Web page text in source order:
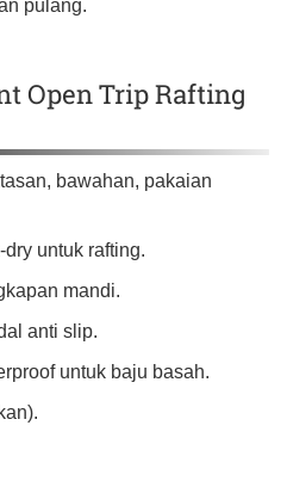
pulang.
Open Trip Rafting
bawahan, pakaian
untuk rafting.
mandi.
anti slip.
untuk baju basah.